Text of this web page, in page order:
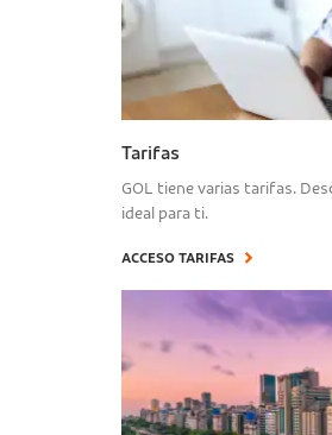
Tarifas
GOL tiene varias tarifas.
ideal para ti.
ACCESO TARIFAS